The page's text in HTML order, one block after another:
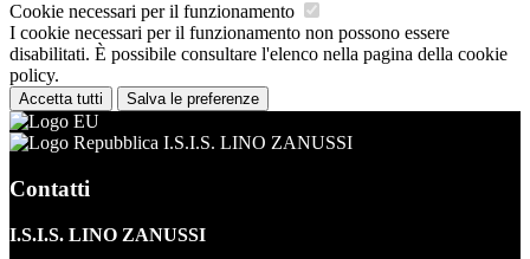
Cookie necessari per il funzionamento
I cookie necessari per il funzionamento non possono essere
disabilitati. È possibile consultare l'elenco nella pagina della cookie
policy.
Accetta tutti Salva le preferenze
I.S.I.S. LINO ZANUSSI
Contatti
I.S.I.S. LINO ZANUSSI